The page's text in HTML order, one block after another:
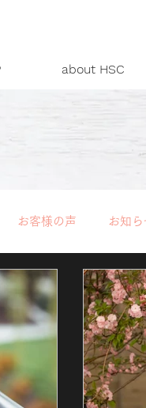
about HSC
お客様の声 お知ら